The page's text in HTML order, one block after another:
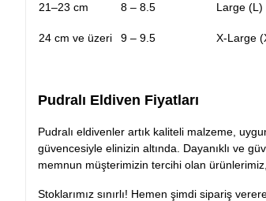
21–23 cm 8 – 8.5 Large (L)
24 cm ve üzeri 9 – 9.5 X-Large
Pudralı Eldiven Fiyatları
Pudralı eldivenler artık kaliteli malzeme,
güvencesiyle elinizin altında. Dayanıklı ve
memnun müşterimizin tercihi olan
Stoklarımız sınırlı! Hemen şimdi sipariş